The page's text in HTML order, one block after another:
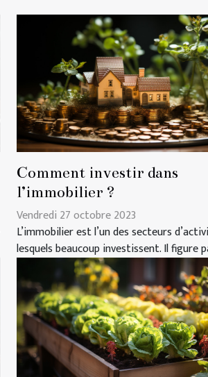
Comment investir dans
l’immobilier ?
Vendredi 27 octobre 2023
L’immobilier est l’un des secteurs
lesquels beaucoup investissent. Il figure